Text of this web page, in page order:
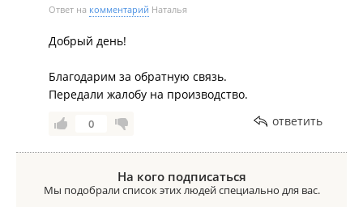
Ответ на комментарий Наталья
Добрый день!
Благодарим за обратную связь.
Передали жалобу на производство.
0 ответить
На кого подписаться
Мы подобрали список этих людей специально для вас.